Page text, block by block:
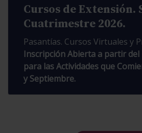
Cursos de Extensión.
Cuatrimestre 2026.
Pasantías. Cursos Virtuales y
Inscripción Abierta a partir del
para las Actividades que
y Septiembre.